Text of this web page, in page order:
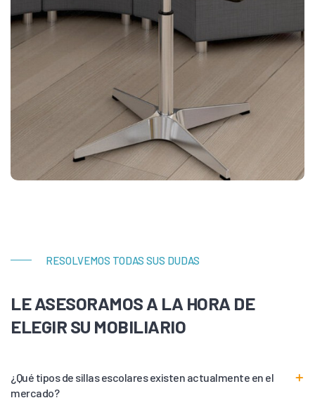
RESOLVEMOS TODAS SUS DUDAS
LE ASESORAMOS A LA HORA DE
ELEGIR SU MOBILIARIO
¿Qué tipos de sillas escolares existen actualmente en el
mercado?